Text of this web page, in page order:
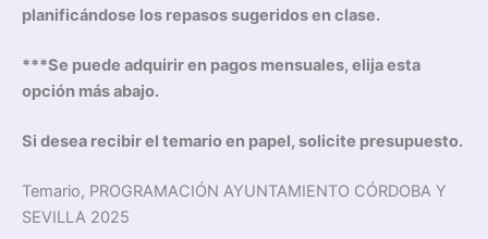
planificándose los repasos sugeridos en clase.
***Se puede adquirir en pagos mensuales, elija esta
opción más abajo.
Si desea recibir el temario en papel, solicite presupuesto.
Temario, PROGRAMACIÓN AYUNTAMIENTO CÓRDOBA Y
SEVILLA 2025